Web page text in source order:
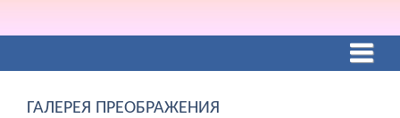
ГАЛЕРЕЯ ПРЕОБРАЖЕНИЯ